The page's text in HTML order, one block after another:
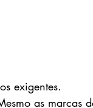
exigentes.
as marcas